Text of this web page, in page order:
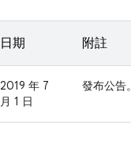
日期 附註
2019 年 7
月 1 日
發布公告。